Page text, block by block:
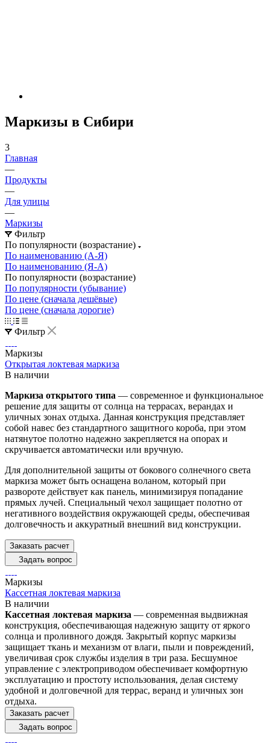
Маркизы в Сибири
3
Главная
—
Продукты
—
Для улицы
—
Маркизы
Фильтр
По популярности (возрастание)
По наименованию (А-Я)
По наименованию (Я-А)
По популярности (возрастание)
По популярности (убывание)
По цене (сначала дешёвые)
По цене (сначала дорогие)
Фильтр
Маркизы
Открытая локтевая маркиза
В наличии
Маркиза открытого типа — современное и функциональное
решение для защиты от солнца на террасах, верандах и
уличных зонах отдыха. Данная конструкция представляет
собой навес без стандартного защитного короба, при этом
натянутое полотно надежно закрепляется на опорах и
скручивается автоматически или вручную.
Для дополнительной защиты от бокового солнечного света
маркиза может быть оснащена воланом, который при
развороте действует как панель, минимизируя попадание
прямых лучей. Специальный чехол защищает полотно от
негативного воздействия окружающей среды, обеспечивая
долговечность и аккуратный внешний вид конструкции.
Заказать расчет
Задать вопрос
Маркизы
Кассетная локтевая маркиза
В наличии
Кассетная локтевая маркиза — современная выдвижная
конструкция, обеспечивающая надежную защиту от яркого
солнца и проливного дождя. Закрытый корпус маркизы
защищает ткань и механизм от влаги, пыли и повреждений,
увеличивая срок службы изделия в три раза. Бесшумное
управление с электроприводом обеспечивает комфортную
эксплуатацию и простоту использования, делая систему
удобной и долговечной для террас, веранд и уличных зон
отдыха.
Заказать расчет
Задать вопрос